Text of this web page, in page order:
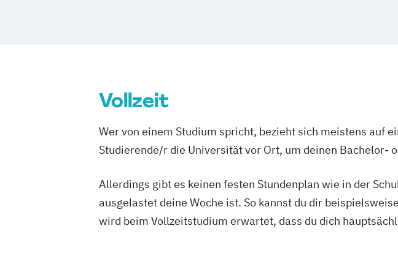
Vollzeit
Wer von einem Studium spricht, bezieht sich meistens auf
Studierende/r die Universität vor Ort, um deinen Bachelor-
Allerdings gibt es keinen festen Stundenplan wie in der
ausgelastet deine Woche ist. So kannst du dir
wird beim Vollzeitstudium erwartet, dass du dich